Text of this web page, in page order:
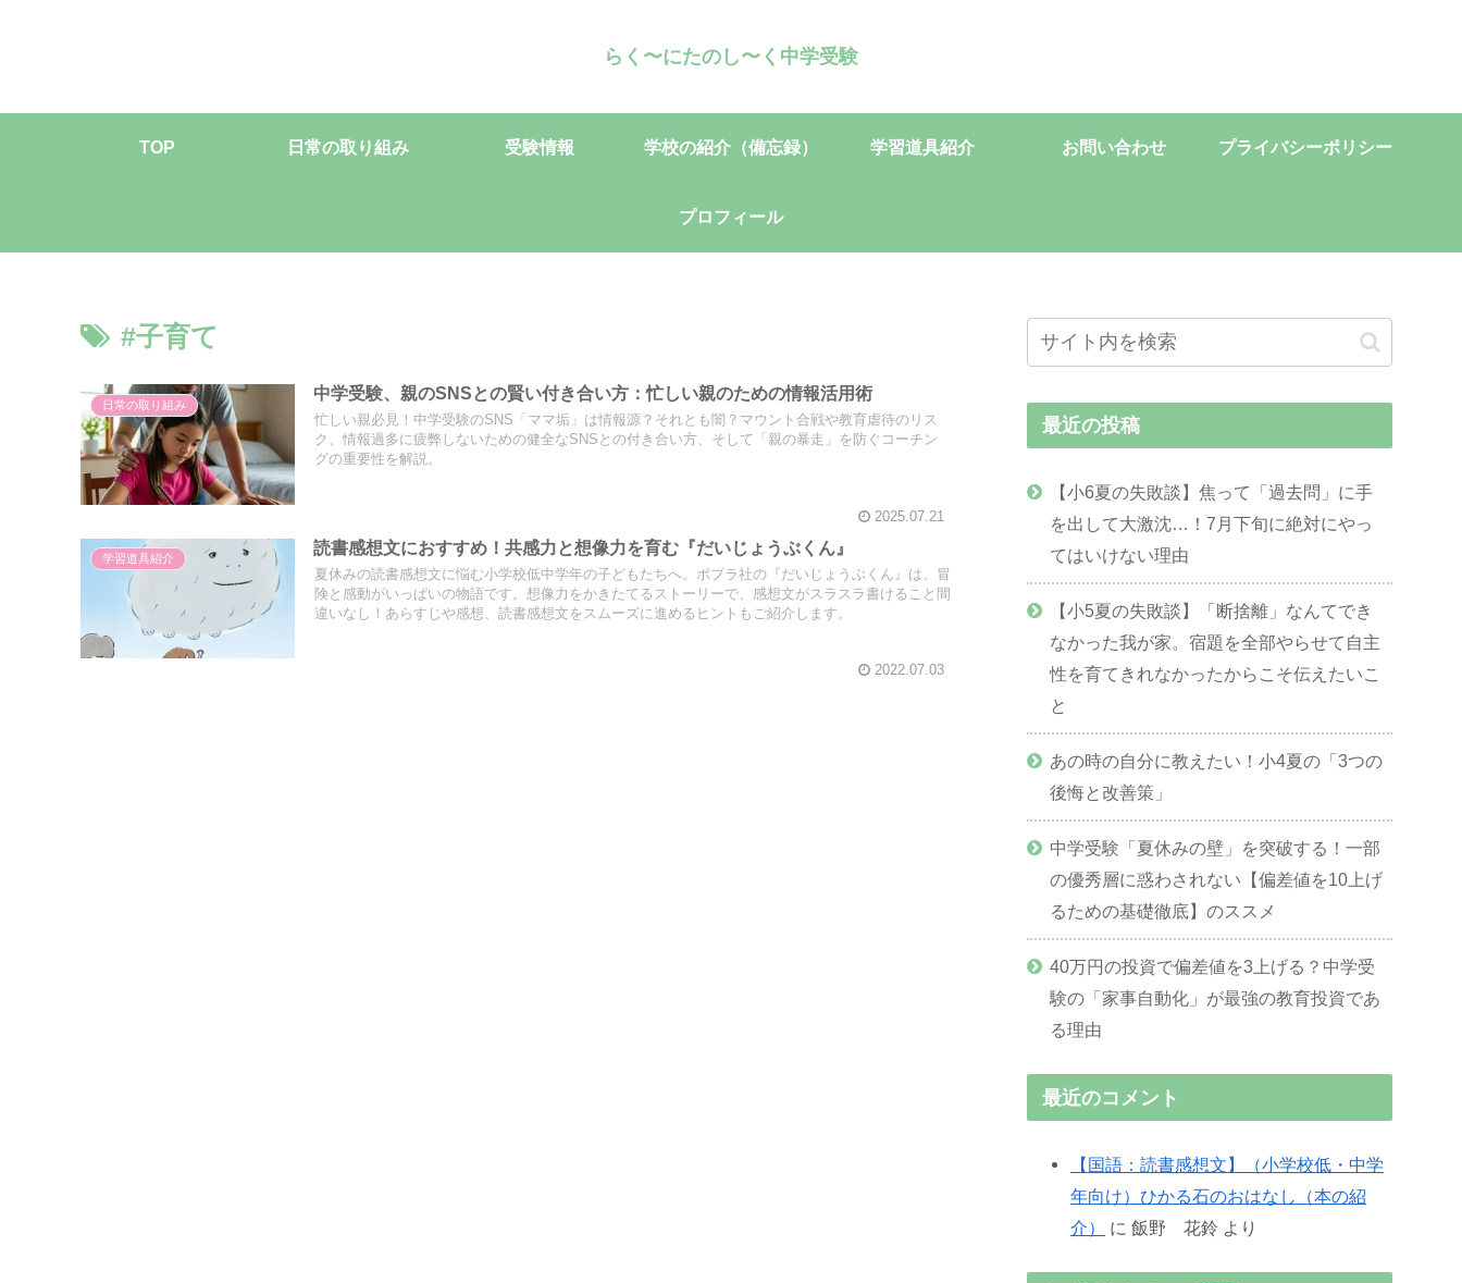
らく〜にたのし〜く中学受験
TOP 日常の取り組み 受験情報 学校の紹介（備忘録） 学習道具紹介 お問い合わせ プライバシーポリシー
プロフィール
#子育て
日常の取り組み
中学受験、親のSNSとの賢い付き合い方：忙しい親のための情報活用術
忙しい親必見！中学受験のSNS「ママ垢」は情報源？それとも闇？マウント合戦や教育虐待のリス
ク、情報過多に疲弊しないための健全なSNSとの付き合い方、そして「親の暴走」を防ぐコーチン
グの重要性を解説。
2025.07.21
学習道具紹介
読書感想文におすすめ！共感力と想像力を育む『だいじょうぶくん』
夏休みの読書感想文に悩む小学校低中学年の子どもたちへ。ポプラ社の『だいじょうぶくん』は、冒
険と感動がいっぱいの物語です。想像力をかきたてるストーリーで、感想文がスラスラ書けること間
違いなし！あらすじや感想、読書感想文をスムーズに進めるヒントもご紹介します。
2022.07.03
最近の投稿
【小6夏の失敗談】焦って「過去問」に手
を出して大激沈…！7月下旬に絶対にやっ
てはいけない理由
【小5夏の失敗談】「断捨離」なんてでき
なかった我が家。宿題を全部やらせて自主
性を育てきれなかったからこそ伝えたいこ
と
あの時の自分に教えたい！小4夏の「3つの
後悔と改善策」
中学受験「夏休みの壁」を突破する！一部
の優秀層に惑わされない【偏差値を10上げ
るための基礎徹底】のススメ
40万円の投資で偏差値を3上げる？中学受
験の「家事自動化」が最強の教育投資であ
る理由
最近のコメント
【国語：読書感想文】（小学校低・中学
年向け）ひかる石のおはなし（本の紹
介）
に 飯野 花鈴 より